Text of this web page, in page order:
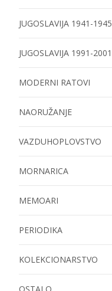
JUGOSLAVIJA 1941-1945
JUGOSLAVIJA 1991-2001
MODERNI RATOVI
NAORUŽANJE
VAZDUHOPLOVSTVO
MORNARICA
MEMOARI
PERIODIKA
KOLEKCIONARSTVO
OSTALO